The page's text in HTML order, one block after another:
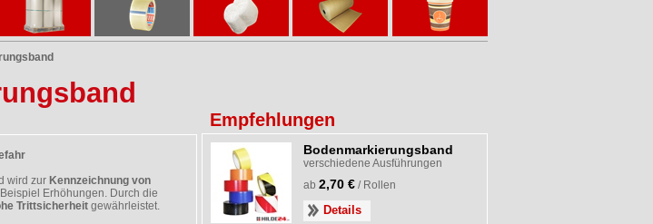
wird zur Kennzeichnung von
Erhöhungen. Durch die
Trittsicherheit gewährleistet.
Empfehlungen
Bodenmarkierungsband
verschiedene Ausführungen
ab 2,70 € / Rollen
Details